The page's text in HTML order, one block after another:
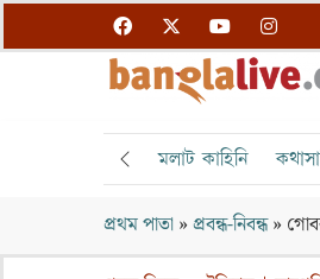
মলাট কাহিনি
প্রথম পাতা »প্রবন্ধ-নিবন্ধ»